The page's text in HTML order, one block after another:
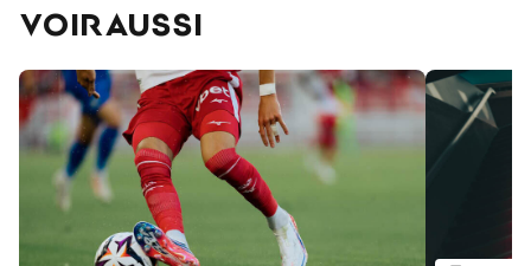
VOIR AUSSI